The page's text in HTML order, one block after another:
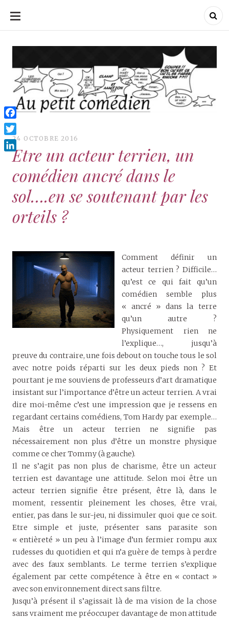
ALLER
CONTENU
Au Petit Comédien
Au Petit Comédien
24 OCTOBRE 2016
Etre un acteur terrien, un
comédien ancré dans le
sol….en se soutenant par les
orteils ?
Comment définir un
acteur terrien ? Difficile…
qu’est ce qui fait qu’un
comédien semble plus
« ancré » dans la terre
qu’un autre ?
Physiquement rien ne
l’explique…, jusqu’à
preuve du contraire, une fois debout on touche tous le sol
avec notre poids réparti sur les deux pieds non ? Et
pourtant je me souviens de professeurs d’art dramatique
insistant sur l’importance d’être un acteur terrien. A vrai
dire moi-même c’est une impression que je ressens en
regardant certains comédiens, Tom Hardy par exemple…
Mais être un acteur terrien ne signifie pas
nécessairement non plus d’être un monstre physique
comme ce cher Tommy (à gauche).
Il ne s’agit pas non plus de charisme, être un acteur
terrien est davantage une attitude. Selon moi être un
acteur terrien signifie être présent, être là, dans le
moment, ressentir pleinement les choses, être vrai,
entier, pas dans le sur-jeu, ni dissimuler quoi que ce soit.
Etre simple et juste, présenter sans parasite son
« entièreté » un peu à l’image d’un fermier rompu aux
rudesses du quotidien et qui n’a guère de temps à perdre
avec des faux semblants. Le terme terrien s’explique
également par cette compétence à être en « contact »
avec son environnement direct sans filtre.
Jusqu’à présent il s’agissait là de ma vision de la chose
sans vraiment me préoccuper davantage de mon attitude
Facebook
Twitter
LinkedIn